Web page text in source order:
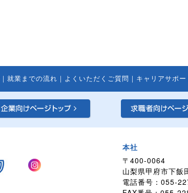
｜ 就業までの流れ ｜ よくいただくご質問 ｜ キャリアサポー
本社
〒400-0064
山梨県甲府市下飯
電話番号：055-